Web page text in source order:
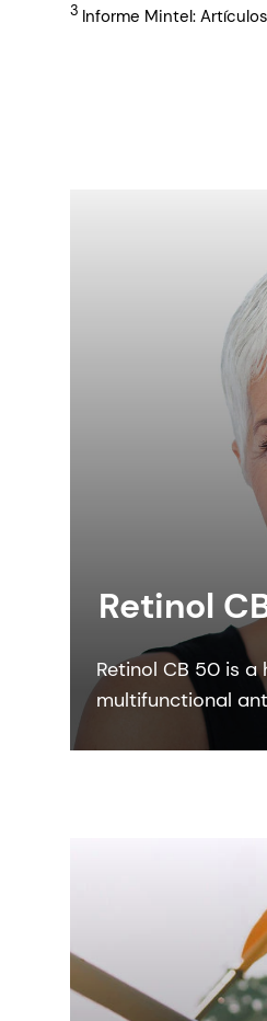
3 Informe Mintel:
Retinol
Retinol CB 50 is
multifunctional
Retinol CB 50